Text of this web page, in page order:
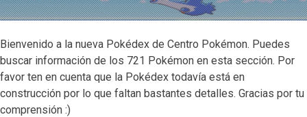
Bienvenido a la nueva Pokédex de Centro Pokémon. Puedes
buscar información de los 721 Pokémon en esta sección. Por
favor ten en cuenta que la Pokédex todavía está en
construcción por lo que faltan bastantes detalles. Gracias por tu
comprensión :)